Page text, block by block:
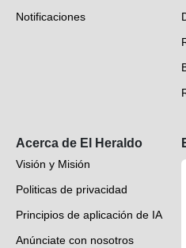
Videos
Notificaciones
Acerca de El Heraldo
Visión y Misión
Politicas de privacidad
Principios de aplicación de IA
Anúnciate con nosotros